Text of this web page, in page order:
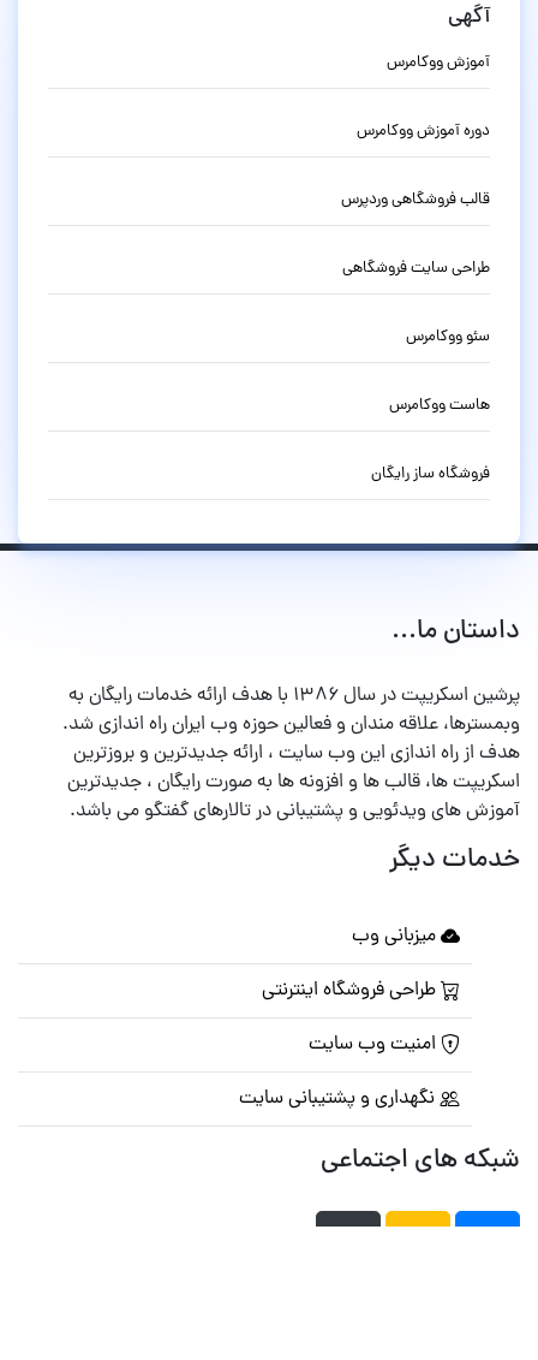
آگهی
آموزش ووکامرس
دوره آموزش ووکامرس
قالب فروشگاهی وردپرس
طراحی سایت فروشگاهی
سئو ووکامرس
هاست ووکامرس
فروشگاه ساز رایگان
داستان ما...
پرشین اسکریپت در سال ۱۳۸۶ با هدف ارائه خدمات رایگان به
وبمسترها، علاقه مندان و فعالین حوزه وب ایران راه اندازی شد.
هدف از راه اندازی این وب سایت ، ارائه جدیدترین و بروزترین
اسکریپت ها، قالب ها و افزونه ها به صورت رایگان ، جدیدترین
آموزش های ویدئویی و پشتیبانی در تالارهای گفتگو می باشد.
خدمات دیگر
میزبانی وب
طراحی فروشگاه اینترنتی
امنیت وب سایت
نگهداری و پشتیبانی سایت
شبکه های اجتماعی